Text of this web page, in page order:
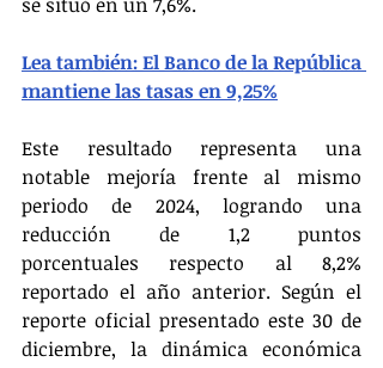
Lea también: El Banco de la República
mantiene las tasas en 9,25%
Este resultado representa una
notable mejoría frente al mismo
periodo de 2024, logrando una
reducción de 1,2 puntos
porcentuales respecto al 8,2%
reportado el año anterior. Según el
reporte oficial presentado este 30 de
diciembre, la dinámica económica